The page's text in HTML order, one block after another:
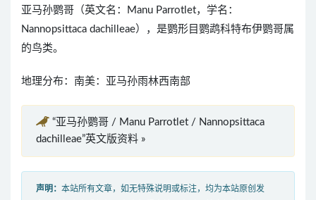
亚马孙鹦哥（英文名：Manu Parrotlet，学名：
Nannopsittaca dachilleae），是鹦形目鹦鹉科特布伊鹦哥属
的鸟类。
地理分布：南美：亚马孙雨林西南部
“亚马孙鹦哥 / Manu Parrotlet / Nannopsittaca
dachilleae”英文版资料 »
声明： 本站所有文章，如无特殊说明或标注，均为本站原创发